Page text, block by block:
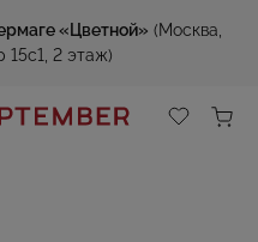
«Цветной» (Москва,
15с1, 2 этаж)